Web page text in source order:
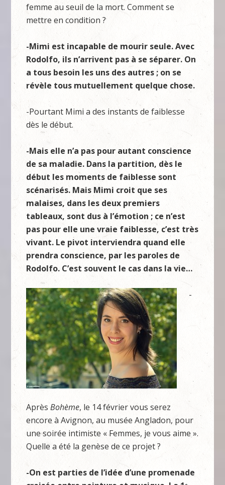
femme au seuil de la mort. Comment se
mettre en condition ?
-Mimi est incapable de mourir seule. Avec
Rodolfo, ils n’arrivent pas à se séparer. On
a tous besoin les uns des autres ; on se
révèle tous mutuellement quelque chose.
-Pourtant Mimi a des instants de faiblesse
dès le début.
-Mais elle n’a pas pour autant conscience
de sa maladie. Dans la partition, dès le
début les moments de faiblesse sont
scénarisés. Mais Mimi croit que ses
malaises, dans les deux premiers
tableaux, sont dus à l’émotion ; ce n’est
pas pour elle une vraie faiblesse, c’est très
vivant. Le pivot interviendra quand elle
prendra conscience, par les paroles de
Rodolfo. C’est souvent le cas dans la vie…
-
AprèsBohème, le 14 février vous serez
encore à Avignon, au musée Angladon, pour
une soirée intimiste « Femmes, je vous aime ».
Quelle a été la genèse de ce projet ?
-On est parties de l’idée d’une promenade